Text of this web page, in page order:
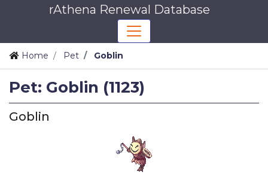
rAthena Renewal Database
Home Pet Goblin
Pet: Goblin (1123)
Goblin